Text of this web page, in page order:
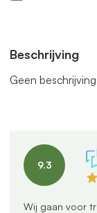
Beschrijving
Geen
9.3
Wij gaan voor